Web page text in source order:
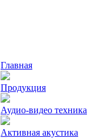
Главная
Продукция
Аудио-видео техника
Активная акустика